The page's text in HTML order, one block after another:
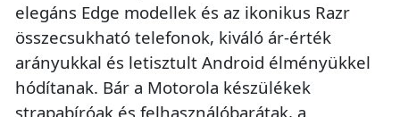
elegáns Edge modellek és az ikonikus Razr
összecsukható telefonok, kiváló ár-érték
arányukkal és letisztult Android élményükkel
hódítanak. Bár a Motorola készülékek
strapabíróak és felhasználóbarátak, a